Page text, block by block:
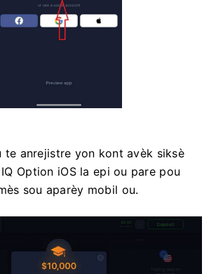
te anrejistre yon kont avèk siksè
Option iOS la epi ou pare pou
sou aparèy mobil ou.